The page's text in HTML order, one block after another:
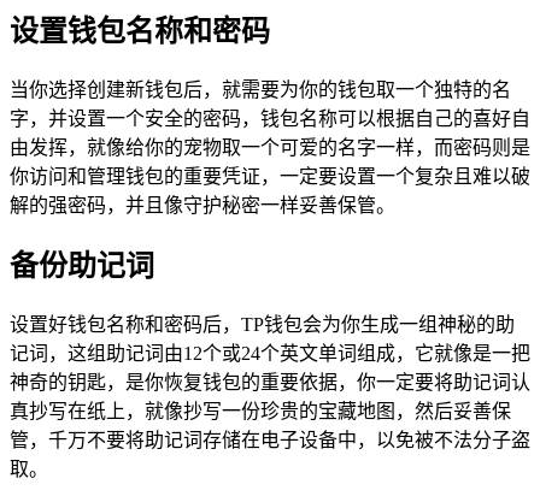
设置钱包名称和密码
当你选择创建新钱包后，就需要为你的钱包取一个独特的名
字，并设置一个安全的密码，钱包名称可以根据自己的喜好自
由发挥，就像给你的宠物取一个可爱的名字一样，而密码则是
你访问和管理钱包的重要凭证，一定要设置一个复杂且难以破
解的强密码，并且像守护秘密一样妥善保管。
备份助记词
设置好钱包名称和密码后，TP钱包会为你生成一组神秘的助
记词，这组助记词由12个或24个英文单词组成，它就像是一把
神奇的钥匙，是你恢复钱包的重要依据，你一定要将助记词认
真抄写在纸上，就像抄写一份珍贵的宝藏地图，然后妥善保
管，千万不要将助记词存储在电子设备中，以免被不法分子盗
取。